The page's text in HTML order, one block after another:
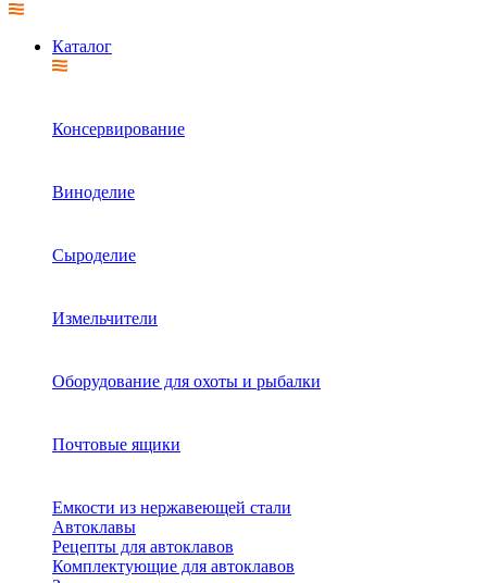
Каталог
Консервирование
Виноделие
Сыроделие
Измельчители
Оборудование для охоты и рыбалки
Почтовые ящики
Емкости из нержавеющей стали
Автоклавы
Рецепты для автоклавов
Комплектующие для автоклавов